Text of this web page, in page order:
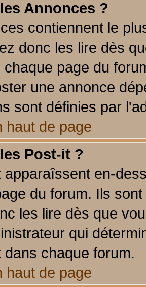
Annonces ?
contiennent le
donc les lire dès
chaque page du
une annonce
sont définies par
haut de page
Post-it ?
apparaîssent en-
du forum. Ils
les lire dès que
qui
dans chaque forum.
haut de page